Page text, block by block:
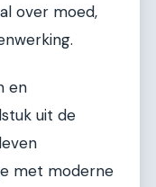
over moed,
en
uit de
met moderne